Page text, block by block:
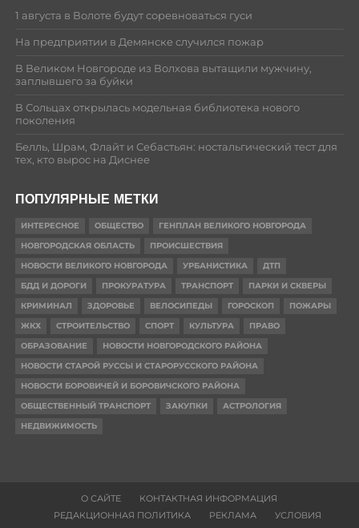
1 августа в Волоте будут соревноваться гуси
На предприятии в Демянске случился пожар
В Великом Новгороде из Волхова вытащили мужчину,
заплывшего за буйки
В Сольцах открылась модельная библиотека нового
поколения
Белль, Шрам, Флайт и Себастьян: ностальгический тест для
тех, кто вырос на Диснее
ПОПУЛЯРНЫЕ МЕТКИ
ИНТЕРЕСНОЕ ОБЩЕСТВО
ГЕНПЛАН ВЕЛИКОГО НОВГОРОДА
НОВГОРОДСКАЯ ОБЛАСТЬ
ПРОИСШЕСТВИЯ
НОВОСТИ ВЕЛИКОГО НОВГОРОДА
УРБАНИСТИКА
ДТП
БДД И ДОРОГИ
ПРОКУРАТУРА ТРАНСПОРТ
ПАРКИ И СКВЕРЫ
КРИМИНАЛ
ЗДОРОВЬЕ ВЕЛОСИПЕДЫ ГОРОСКОП
ПОЖАРЫ
ЖКХ
СТРОИТЕЛЬСТВО СПОРТ КУЛЬТУРА
ПРАВО
ОБРАЗОВАНИЕ
НОВОСТИ НОВГОРОДСКОГО РАЙОНА
НОВОСТИ СТАРОЙ РУССЫ И СТАРОРУССКОГО РАЙОНА
НОВОСТИ БОРОВИЧЕЙ И БОРОВИЧСКОГО РАЙОНА
ОБЩЕСТВЕННЫЙ ТРАНСПОРТ
ЗАКУПКИ
АСТРОЛОГИЯ
НЕДВИЖИМОСТЬ
О САЙТЕ
КОНТАКТНАЯ ИНФОРМАЦИЯ
РЕДАКЦИОННАЯ ПОЛИТИКА
РЕКЛАМА УСЛОВИЯ